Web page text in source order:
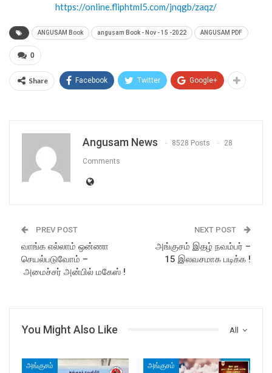
https://online.fliphtml5.com/jnqgb/zaqz/
ANGUSAM Book angusam Book - Nov - 15 -2022 ANGUSAM PDF
0
Share Facebook Twitter Google+
Angusam News 8528 Posts 28
Comments
PREV POST
வாங்க எல்லாம் ஒன்ணா
செயல்படுவோம் –
அமைச்சர் அன்பில் மகேஸ் !
NEXT POST
அங்குசம் இதழ் நவம்பர் –
15 இலவசமாக படிக்க !
All
You Might Also Like
அங்குசம் அங்குசம்